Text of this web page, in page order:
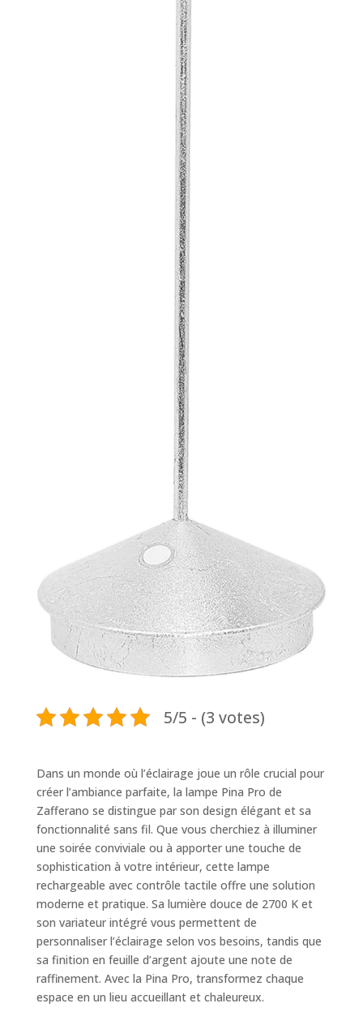
5/5 - (3 votes)
Dans un monde où l’éclairage joue un rôle crucial pour
créer l’ambiance parfaite, la lampe Pina Pro de
Zafferano se distingue par son design élégant et sa
fonctionnalité sans fil. Que vous cherchiez à illuminer
une soirée conviviale ou à apporter une touche de
sophistication à votre intérieur, cette lampe
rechargeable avec contrôle tactile offre une solution
moderne et pratique. Sa lumière douce de 2700 K et
son variateur intégré vous permettent de
personnaliser l’éclairage selon vos besoins, tandis que
sa finition en feuille d’argent ajoute une note de
raffinement. Avec la Pina Pro, transformez chaque
espace en un lieu accueillant et chaleureux.